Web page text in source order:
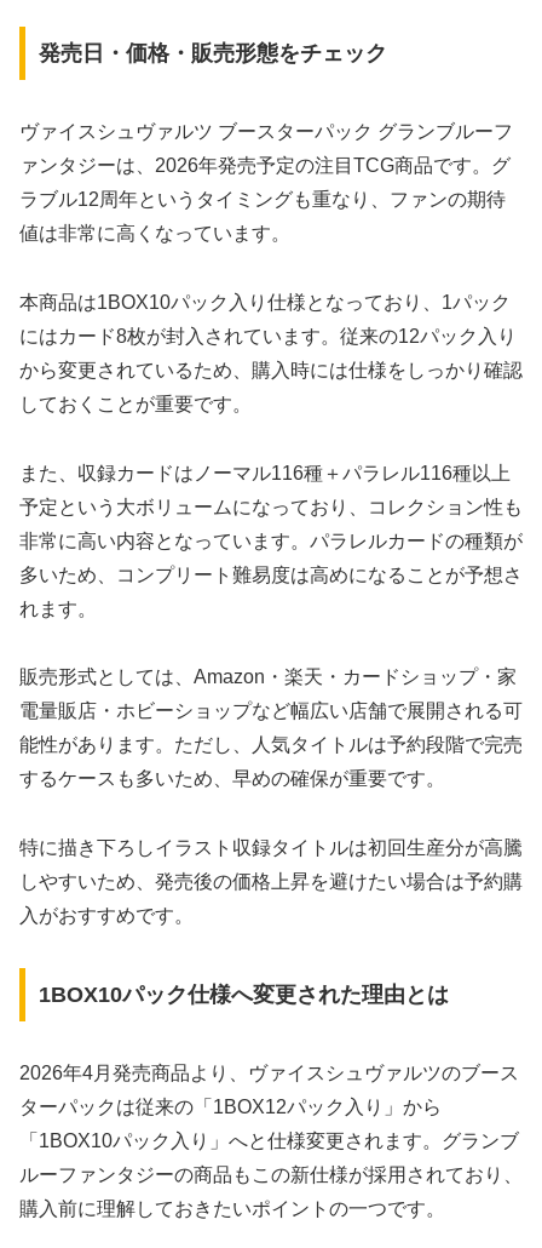
発売日・価格・販売形態をチェック
ヴァイスシュヴァルツ ブースターパック グランブルーフ
ァンタジーは、2026年発売予定の注目TCG商品です。グ
ラブル12周年というタイミングも重なり、ファンの期待
値は非常に高くなっています。
本商品は1BOX10パック入り仕様となっており、1パック
にはカード8枚が封入されています。従来の12パック入り
から変更されているため、購入時には仕様をしっかり確認
しておくことが重要です。
また、収録カードはノーマル116種＋パラレル116種以上
予定という大ボリュームになっており、コレクション性も
非常に高い内容となっています。パラレルカードの種類が
多いため、コンプリート難易度は高めになることが予想さ
れます。
販売形式としては、Amazon・楽天・カードショップ・家
電量販店・ホビーショップなど幅広い店舗で展開される可
能性があります。ただし、人気タイトルは予約段階で完売
するケースも多いため、早めの確保が重要です。
特に描き下ろしイラスト収録タイトルは初回生産分が高騰
しやすいため、発売後の価格上昇を避けたい場合は予約購
入がおすすめです。
1BOX10パック仕様へ変更された理由とは
2026年4月発売商品より、ヴァイスシュヴァルツのブース
ターパックは従来の「1BOX12パック入り」から
「1BOX10パック入り」へと仕様変更されます。グランブ
ルーファンタジーの商品もこの新仕様が採用されており、
購入前に理解しておきたいポイントの一つです。